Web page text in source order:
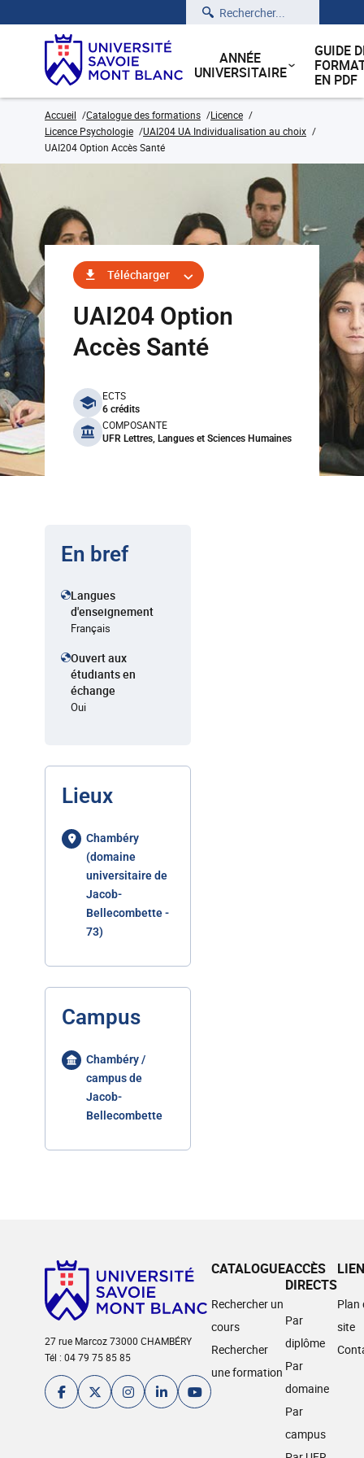
Rechercher
ANNÉE
UNIVERSITAIRE
GUIDE
EN PDF
Accueil Catalogue des formations
Licence
Licence Psychologie
UAI204 UA Individualisation au choix
UAI204 Option Accès Santé
Télécharger
UAI204 Option
Accès Santé
benefits
ECTS
6 crédits
COMPOSANTE
UFR Lettres, Langues et Sciences Humaines
En bref
Langues
d'enseignement
Français
Ouvert aux
étudiants en
échange
Oui
Lieux
Chambéry
(domaine
universitaire de
Jacob-
Bellecombette -
73)
Campus
Chambéry /
campus de
Jacob-
Bellecombette
27 rue Marcoz 73000 CHAMBÉRY
Tél : 04 79 75 85 85
CATALOGUE
Rechercher un
cours
Rechercher
une formation
ACCÈS
DIRECTS
Par
diplôme
Par
domaine
Par
campus
Plan
site